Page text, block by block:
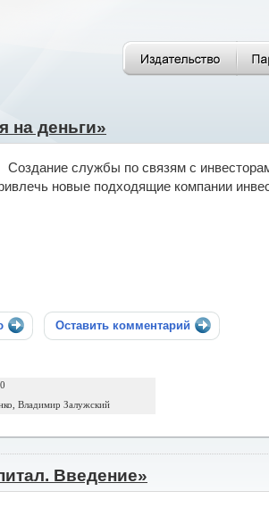
на деньги»
Создание службы по связям с
новые подходящие компании
Оставить комментарий
Владимир Залужский
Введение»